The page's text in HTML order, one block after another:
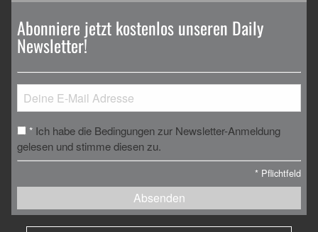
Abonniere jetzt kostenlos unseren Daily
Newsletter!
* Ich habe die Bedingungen zur Newsletter-Anmeldung
gelesen und stimme diesen zu.
* Pflichtfeld
Absenden